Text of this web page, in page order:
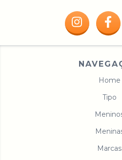
Home
Tipo
Marcas